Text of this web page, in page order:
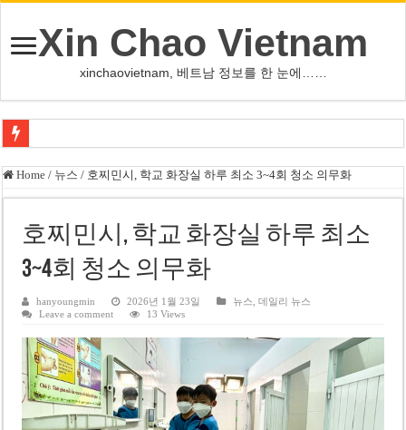
Xin Chao Vietnam
xinchaovietnam, 베트남 정보를 한 눈에……
하노이-하이퐁 고속도로 차량 투석 용의자 신원 확인
베트남 증시 업그레이드, 수십억 달러 유입 전망…수혜주는
베트남주식 VN지수 1,800선 돌파 기대…증권사, 유망 종목 제시
하노이 쌍둥이 타워 99층 부지 현장…세계 최고층 빌딩 추진
베트남주식 SST, 2025년 현금 배당 80% 결정…과거 최대 350% 지급 이력
베트남 전자비자 사기 웹사이트 주의…외국인 여행자 피해 경보
호주 젯스타, 내년부터 기내 수납칸 이용 유료화
베트남, 8월부터 토지·측량 처벌 강화… 기획사 코뮌 위원장 과태료 상한 50
Home / 뉴스 / 호찌민시, 학교 화장실 하루 최소 3~4회 청소 의무화
호찌민시, 학교 화장실 하루 최소
3~4회 청소 의무화
hanyoungmin 2026년 1월 23일 뉴스 ,데일리 뉴스
Leave a comment
13 Views